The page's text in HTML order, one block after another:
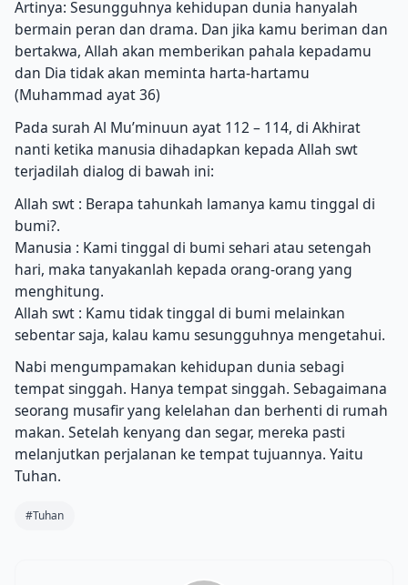
Artinya: Sesungguhnya kehidupan dunia hanyalah
bermain peran dan drama. Dan jika kamu beriman dan
bertakwa, Allah akan memberikan pahala kepadamu
dan Dia tidak akan meminta harta-hartamu
(Muhammad ayat 36)
Pada surah Al Mu’minuun ayat 112 – 114, di Akhirat
nanti ketika manusia dihadapkan kepada Allah swt
terjadilah dialog di bawah ini:
Allah swt : Berapa tahunkah lamanya kamu tinggal di
bumi?.
Manusia : Kami tinggal di bumi sehari atau setengah
hari, maka tanyakanlah kepada orang-orang yang
menghitung.
Allah swt : Kamu tidak tinggal di bumi melainkan
sebentar saja, kalau kamu sesungguhnya mengetahui.
Nabi mengumpamakan kehidupan dunia sebagi
tempat singgah. Hanya tempat singgah. Sebagaimana
seorang musafir yang kelelahan dan berhenti di rumah
makan. Setelah kenyang dan segar, mereka pasti
melanjutkan perjalanan ke tempat tujuannya. Yaitu
Tuhan.
#Tuhan